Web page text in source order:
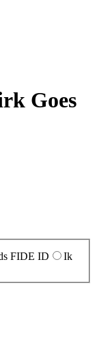
Goes
FIDE ID
Ik